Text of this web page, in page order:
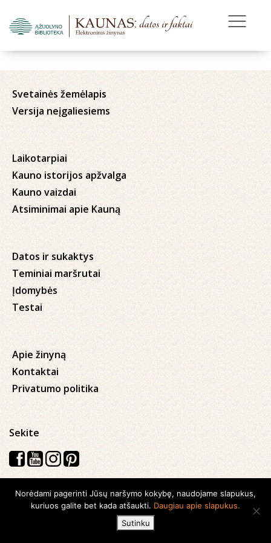
Svetainės žemėlapis
Versija neįgaliesiems
Laikotarpiai
Kauno istorijos apžvalga
Kauno vaizdai
Atsiminimai apie Kauną
Datos ir sukaktys
Teminiai maršrutai
Įdomybės
Testai
Apie žinyną
Kontaktai
Privatumo politika
Sekite
Visos teisės saugomos © 2026 Kauno apskrities viešoji Ąžuolyno
biblioteka
Norėdami pagerinti Jūsų naršymo kokybę, naudojame slapukus,
kuriuos galite bet kada atšaukti. Daugiau apie slapukus.
Sutinku